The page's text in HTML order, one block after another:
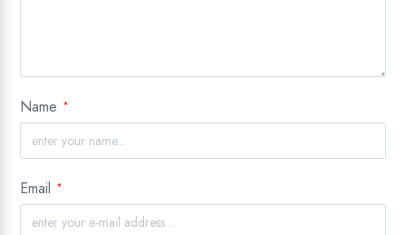
Name *
Email *